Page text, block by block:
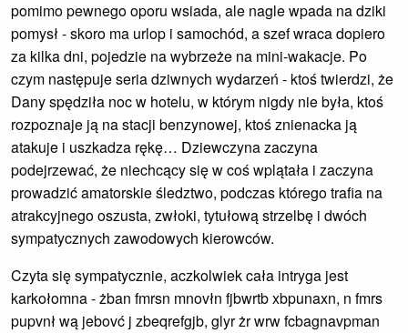
pomimo pewnego oporu wsiada, ale nagle wpada na dziki
pomysł - skoro ma urlop i samochód, a szef wraca dopiero
za kilka dni, pojedzie na wybrzeże na mini-wakacje. Po
czym następuje seria dziwnych wydarzeń - ktoś twierdzi, że
Dany spędziła noc w hotelu, w którym nigdy nie była, ktoś
rozpoznaje ją na stacji benzynowej, ktoś znienacka ją
atakuje i uszkadza rękę… Dziewczyna zaczyna
podejrzewać, że niechcący się w coś wplątała i zaczyna
prowadzić amatorskie śledztwo, podczas którego trafia na
atrakcyjnego oszusta, zwłoki, tytułową strzelbę i dwóch
sympatycznych zawodowych kierowców.
Czyta się sympatycznie, aczkolwiek cała intryga jest
karkołomna - żban fmrsn mnovłn fjbwrtb xbpunaxn, n fmrs
pupvnł wą jebovć j zbeqrefgjb, glyr żr wrw fcbagnavpman